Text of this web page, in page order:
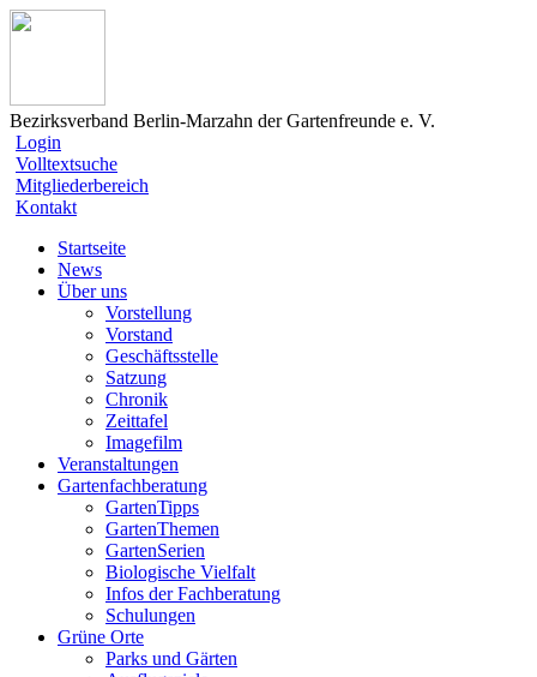
Bezirksverband Berlin-Marzahn der Gartenfreunde e. V.
Login
Volltextsuche
Mitgliederbereich
Kontakt
Startseite
News
Über uns
Vorstellung
Vorstand
Geschäftsstelle
Satzung
Chronik
Zeittafel
Imagefilm
Veranstaltungen
Gartenfachberatung
GartenTipps
GartenThemen
GartenSerien
Biologische Vielfalt
Infos der Fachberatung
Schulungen
Grüne Orte
Parks und Gärten